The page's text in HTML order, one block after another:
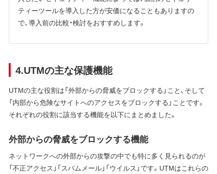
ティーツールを導入した方が安価になることもありますの
で、導入前の比較・検討をおすすめします。
4.UTMの主な保護機能
UTMの主な役割は「外部からの脅威をブロックする」こと、そして
「内部から危険なサイトへのアクセスをブロックする」ことです。
それぞれの役割に該当する機能を以下にまとめました。
外部からの脅威をブロックする機能
ネットワークへの外部からの攻撃の中でも特に多く見られるのが
「不正アクセス」「スパムメール」「ウイルス」です。UTMはこれらの